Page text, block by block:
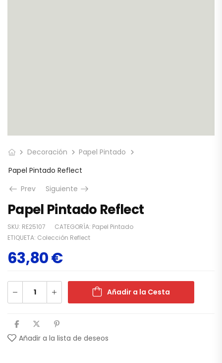
Decoración
Papel Pintado
Papel Pintado Reflect
Prev
Siguiente
Papel Pintado Reflect
SKU: RE25107 CATEGORÍA: Papel Pintado
ETIQUETA: Colección Reflect
63,80€
Añadir a la Cesta
Añadir a la lista de deseos